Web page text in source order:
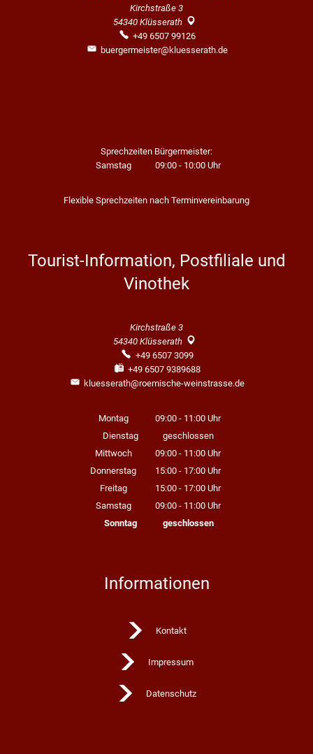
Kirchstraße 3
54340 Klüsserath
+49 6507 99126
buergermeister@kluesserath.de
Sprechzeiten Bürgermeister:
Samstag
09:00 - 10:00 Uhr
Flexible Sprechzeiten nach Terminvereinbarung
Tourist-Information, Postfiliale und
Vinothek
Kirchstraße 3
54340 Klüsserath
+49 6507 3099
+49 6507 9389688
kluesserath@roemische-weinstrasse.de
Montag 09:00 - 11:00 Uhr
Von 09:00 bis 11:00 Uhr
Dienstag
geschlossen
Mittwoch
09:00 - 11:00 Uhr
Von 09:00 bis 11:00 Uhr
Donnerstag 15:00 - 17:00 Uhr
Von 15:00 bis 17:00 Uhr
Freitag 15:00 - 17:00 Uhr
Von 15:00 bis 17:00 Uhr
Samstag 09:00 - 11:00 Uhr
Von 09:00 bis 11:00 Uhr
Sonntag geschlossen
Informationen
Kontakt
Impressum
Datenschutz